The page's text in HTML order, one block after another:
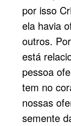
por isso
ela havia
outros.
está
pessoa
tem no
nossas
semente